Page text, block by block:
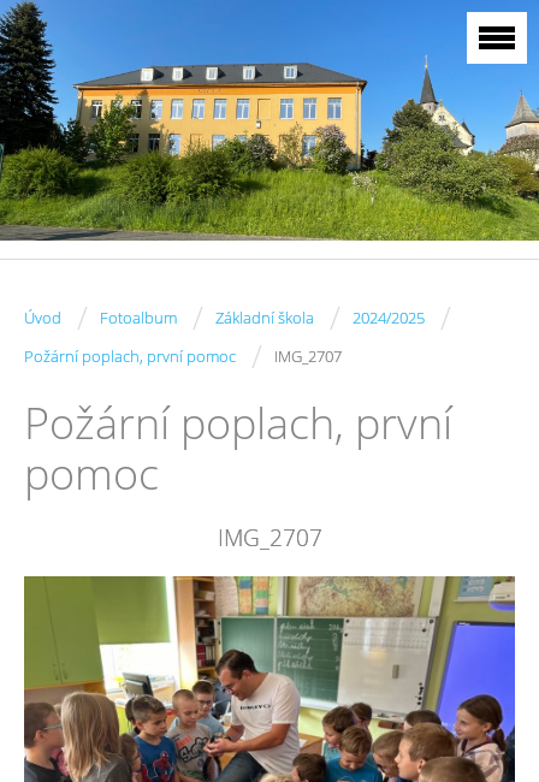
Úvod / Fotoalbum / Základní škola / 2024/2025 /
Požární poplach, první pomoc / IMG_2707
Požární poplach, první
pomoc
IMG_2707